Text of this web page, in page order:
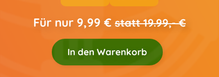
Für nur 9,99 € statt 19.99,- €
In den Warenkorb